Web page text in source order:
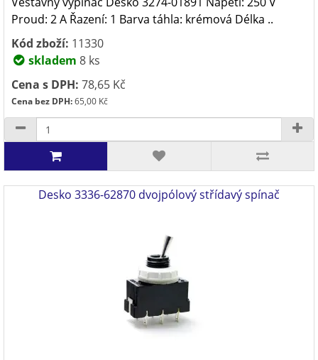
Proud: 2 A Řazení: 1 Barva táhla: krémová Délka ..
Kód zboží: 11330
skladem 8 ks
Cena s DPH: 78,65 Kč
Cena bez DPH:65,00 Kč
Desko 3336-62870 dvojpólový střídavý spínač